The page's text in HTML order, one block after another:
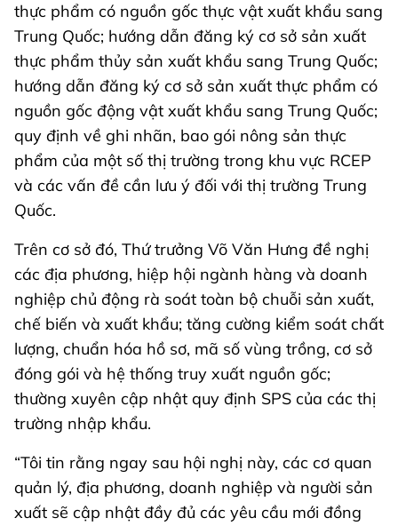
thực phẩm có nguồn gốc thực vật xuất khẩu sang
Trung Quốc; hướng dẫn đăng ký cơ sở sản xuất
thực phẩm thủy sản xuất khẩu sang Trung Quốc;
hướng dẫn đăng ký cơ sở sản xuất thực phẩm có
nguồn gốc động vật xuất khẩu sang Trung Quốc;
quy định về ghi nhãn, bao gói nông sản thực
phẩm của một số thị trường trong khu vực RCEP
và các vấn đề cần lưu ý đối với thị trường Trung
Quốc.
Trên cơ sở đó, Thứ trưởng Võ Văn Hưng đề nghị
các địa phương, hiệp hội ngành hàng và doanh
nghiệp chủ động rà soát toàn bộ chuỗi sản xuất,
chế biến và xuất khẩu; tăng cường kiểm soát chất
lượng, chuẩn hóa hồ sơ, mã số vùng trồng, cơ sở
đóng gói và hệ thống truy xuất nguồn gốc;
thường xuyên cập nhật quy định SPS của các thị
trường nhập khẩu.
“Tôi tin rằng ngay sau hội nghị này, các cơ quan
quản lý, địa phương, doanh nghiệp và người sản
xuất sẽ cập nhật đầy đủ các yêu cầu mới đồng